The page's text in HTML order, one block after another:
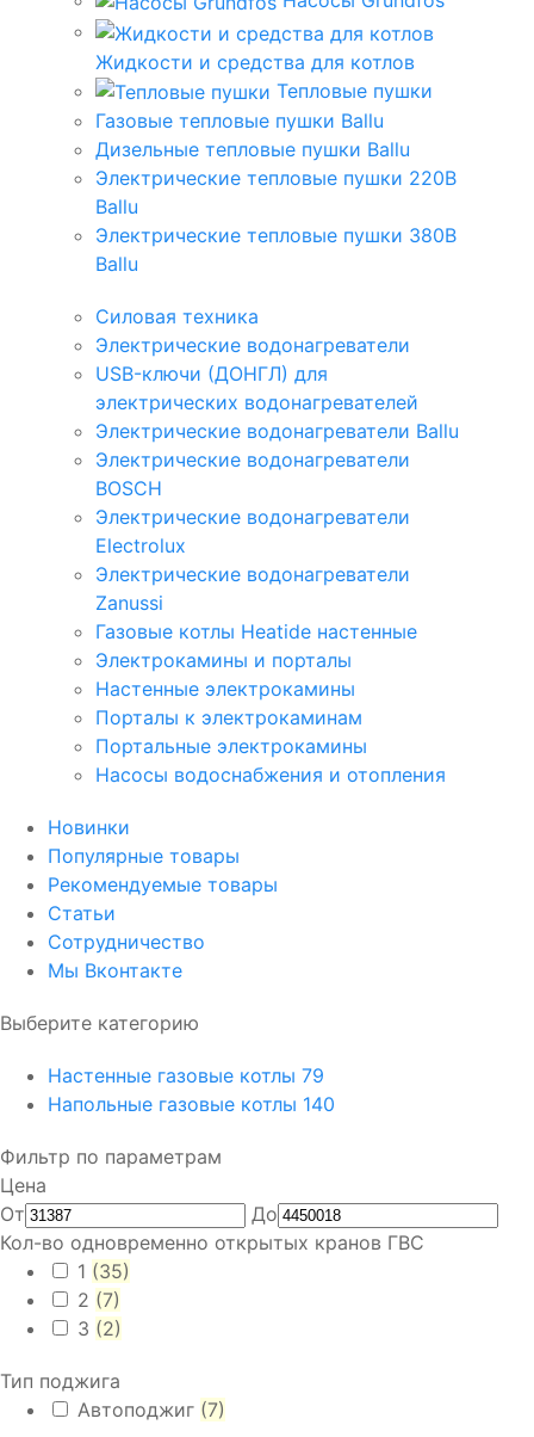
Жидкости и средства для котлов
Тепловые пушки
Газовые тепловые пушки Ballu
Дизельные тепловые пушки Ballu
Электрические тепловые пушки 220В
Ballu
Электрические тепловые пушки 380В
Ballu
Силовая техника
Электрические водонагреватели
USB-ключи (ДОНГЛ) для
электрических водонагревателей
Электрические водонагреватели Ballu
Электрические водонагреватели
BOSCH
Электрические водонагреватели
Electrolux
Электрические водонагреватели
Zanussi
Газовые котлы Heatide настенные
Электрокамины и порталы
Настенные электрокамины
Порталы к электрокаминам
Портальные электрокамины
Насосы водоснабжения и отопления
Новинки
Популярные товары
Рекомендуемые товары
Статьи
Сотрудничество
Мы Вконтакте
Выберите категорию
Настенные газовые котлы 79
Напольные газовые котлы 140
Фильтр по параметрам
Цена
От
До
Кол-во одновременно открытых кранов ГВС
1 (35)
2 (7)
3 (2)
Тип поджига
Автоподжиг (7)